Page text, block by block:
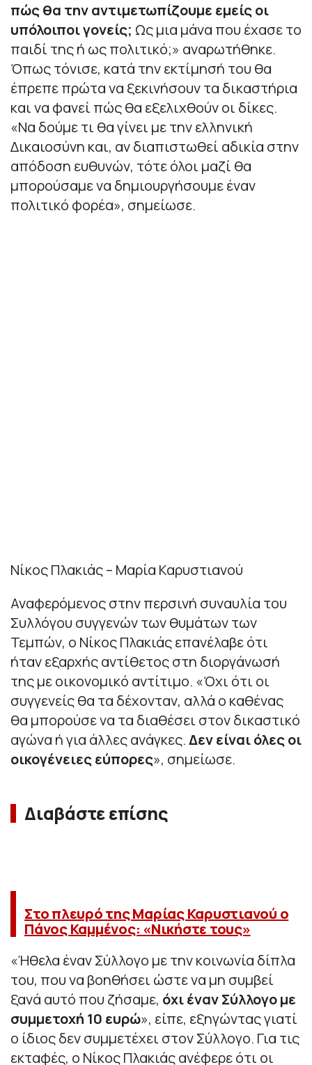
πώς θα την αντιμετωπίζουμε εμείς οι
υπόλοιποι γονείς; Ως μια μάνα που έχασε το
παιδί της ή ως πολιτικό;» αναρωτήθηκε.
Όπως τόνισε, κατά την εκτίμησή του θα
έπρεπε πρώτα να ξεκινήσουν τα δικαστήρια
και να φανεί πώς θα εξελιχθούν οι δίκες.
«Να δούμε τι θα γίνει με την ελληνική
Δικαιοσύνη και, αν διαπιστωθεί αδικία στην
απόδοση ευθυνών, τότε όλοι μαζί θα
μπορούσαμε να δημιουργήσουμε έναν
πολιτικό φορέα», σημείωσε.
Νίκος Πλακιάς – Μαρία Καρυστιανού
Αναφερόμενος στην περσινή συναυλία του
Συλλόγου συγγενών των θυμάτων των
Τεμπών, ο Νίκος Πλακιάς επανέλαβε ότι
ήταν εξαρχής αντίθετος στη διοργάνωσή
της με οικονομικό αντίτιμο. «Όχι ότι οι
συγγενείς θα τα δέχονταν, αλλά ο καθένας
θα μπορούσε να τα διαθέσει στον δικαστικό
αγώνα ή για άλλες ανάγκες.Δεν είναι όλες οι
οικογένειες εύπορες», σημείωσε.
Διαβάστε επίσης
Στο πλευρό της Μαρίας Καρυστιανού ο
Πάνος Καμμένος: «Νικήστε τους»
«Ήθελα έναν Σύλλογο με την κοινωνία δίπλα
του, που να βοηθήσει ώστε να μη συμβεί
ξανά αυτό που ζήσαμε, όχι έναν Σύλλογο με
συμμετοχή 10 ευρώ», είπε, εξηγώντας γιατί
ο ίδιος δεν συμμετέχει στον Σύλλογο. Για τις
εκταφές, ο Νίκος Πλακιάς ανέφερε ότι οι